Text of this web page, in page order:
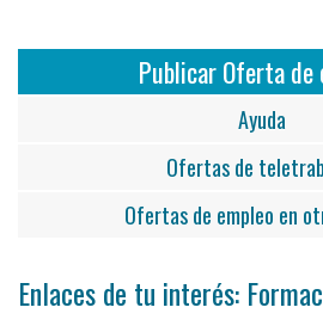
Publicar Oferta de
Ayuda
Ofertas de
Ofertas de empleo en
Enlaces de tu interés: